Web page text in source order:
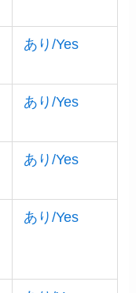
あり/Yes
あり/Yes
あり/Yes
あり/Yes